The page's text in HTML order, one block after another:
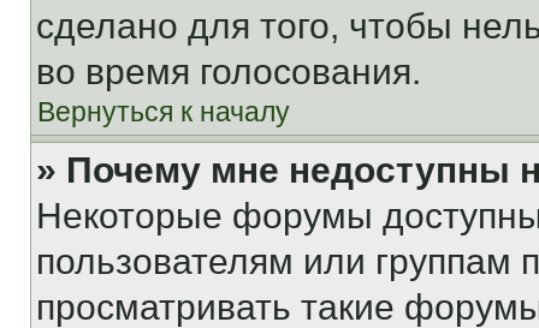
сделано для того, чтобы
во время голосования.
Вернуться к началу
» Почему мне недоступны
Некоторые форумы
пользователям или группам
просматривать такие